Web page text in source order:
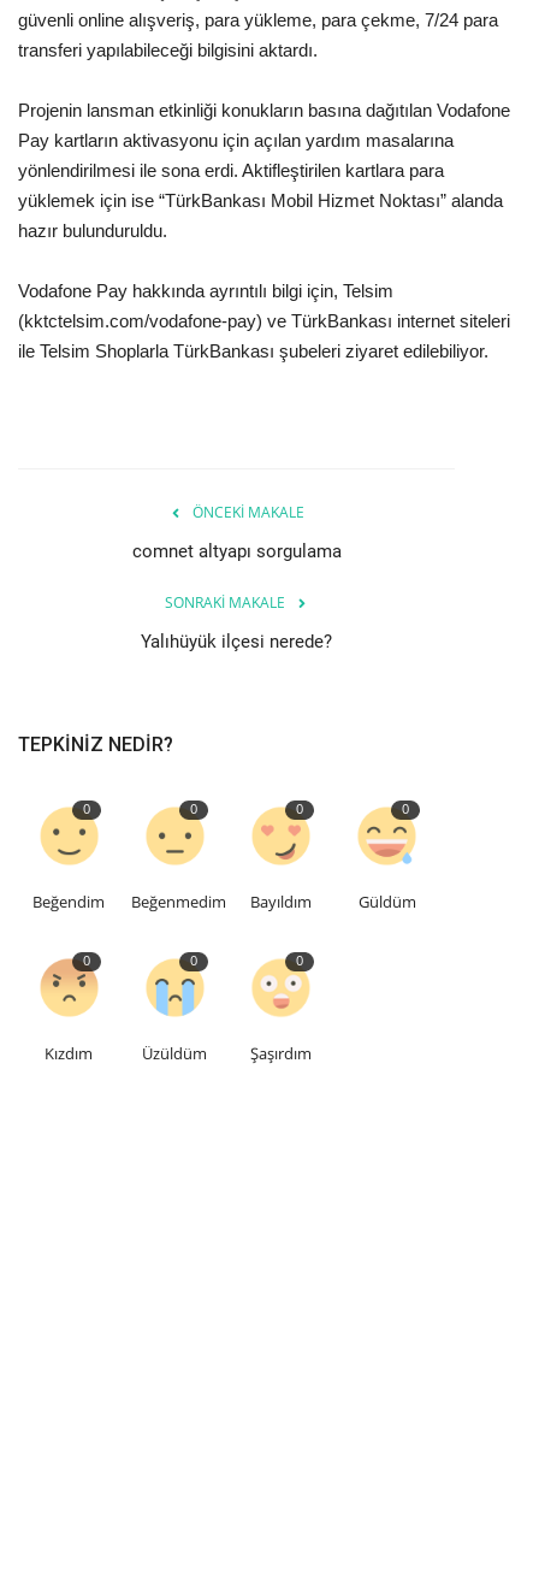
güvenli online alışveriş, para yükleme, para çekme, 7/24 para
transferi yapılabileceği bilgisini aktardı.
Projenin lansman etkinliği konukların basına dağıtılan Vodafone
Pay kartların aktivasyonu için açılan yardım masalarına
yönlendirilmesi ile sona erdi. Aktifleştirilen kartlara para
yüklemek için ise “TürkBankası Mobil Hizmet Noktası” alanda
hazır bulunduruldu.
Vodafone Pay hakkında ayrıntılı bilgi için, Telsim
(kktctelsim.com/vodafone-pay) ve TürkBankası internet siteleri
ile Telsim Shoplarla TürkBankası şubeleri ziyaret edilebiliyor.
ÖNCEKI MAKALE
comnet altyapı sorgulama
SONRAKI MAKALE
Yalıhüyük ilçesi nerede?
TEPKINIZ NEDIR?
0
Beğendim
0
Beğenmedim
0
Bayıldım
0
Güldüm
0
Kızdım
0
Üzüldüm
0
Şaşırdım